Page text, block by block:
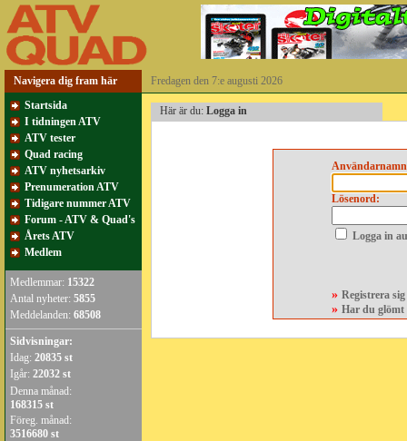
Navigera dig fram här
Fredagen den 7:e augusti 2026
Startsida
I tidningen ATV
ATV tester
Quad racing
ATV nyhetsarkiv
Prenumeration ATV
Tidigare nummer ATV
Forum - ATV & Quad's
Årets ATV
Medlem
Medlemmar: 15322
Antal nyheter: 5855
Meddelanden: 68508
Sidvisningar:
Idag: 20835 st
Igår: 22032 st
Denna månad:
168315 st
Föreg. månad:
3516680 st
Här är du: Logga in
Lösenord:
Logga in
» Registrera
» Har du glömt